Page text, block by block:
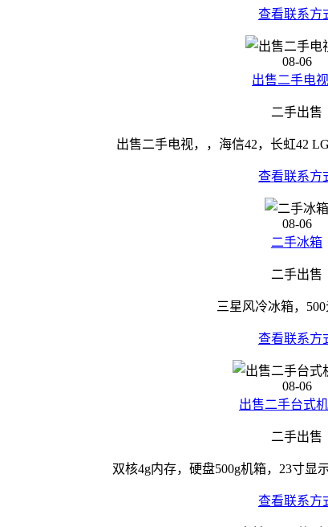
查看联系方
08-06
出售二手电
二手出售
出售二手电视，，海信42，长虹42
查看联系方
08-06
二手冰箱
二手出售
三星风冷冰箱，500
查看联系方
08-06
出售二手台式
二手出售
双核4g内存，硬盘500g机箱，23寸显
查看联系方